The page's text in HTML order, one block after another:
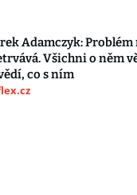
Adamczyk: Problém
Všichni o něm
co s ním